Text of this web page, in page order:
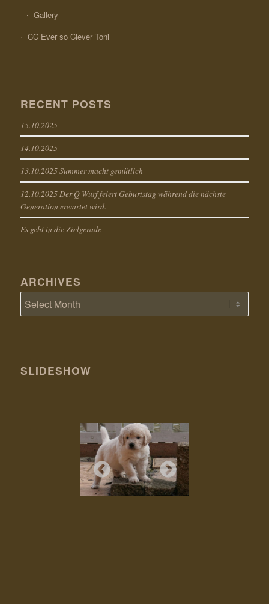
Gallery
CC Ever so Clever Toni
RECENT POSTS
15.10.2025
14.10.2025
13.10.2025 Summer macht gemütlich
12.10.2025 Der Q Wurf feiert Geburtstag während die nächste
Generation erwartet wird.
Es geht in die Zielgerade
ARCHIVES
SLIDESHOW